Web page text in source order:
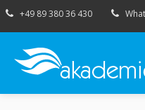
+49 89 380 36 430